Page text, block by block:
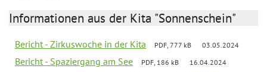
Informationen aus der Kita "Sonnenschein"
Bericht - Zirkuswoche in der Kita PDF, 777 kB 03.05.2024
Bericht - Spaziergang am See PDF, 186 kB 16.04.2024